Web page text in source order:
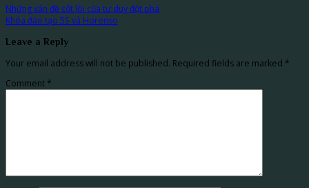
Những vấn đề cốt lõi của tư duy đột phá
Khóa đào tạo 5S và Horenso
Leave a Reply
Your email address will not be published. Required fields are marked *
Comment *